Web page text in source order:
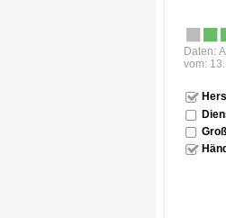
Daten:
vom: